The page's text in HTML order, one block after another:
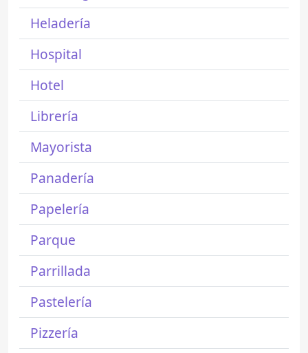
Heladería
Hospital
Hotel
Librería
Mayorista
Panadería
Papelería
Parque
Parrillada
Pastelería
Pizzería